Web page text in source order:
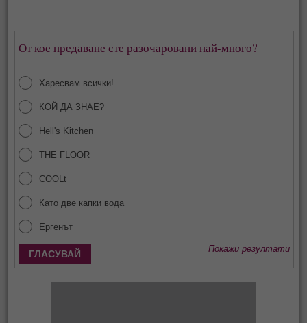
От кое предаване сте разочаровани най-много?
Харесвам всички!
КОЙ ДА ЗНАЕ?
Hell's Kitchen
THE FLOOR
COOLt
Като две капки вода
Ергенът
Покажи резултати